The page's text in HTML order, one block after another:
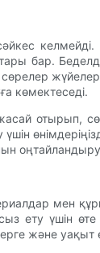
бар.
көмектеседі.
отырып,
үшін
мен
ету
және уақыт